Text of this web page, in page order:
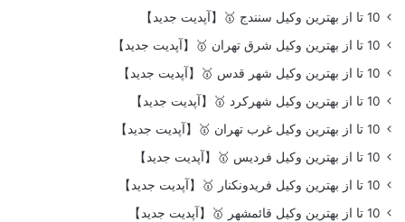
10 تا از بهترین وکیل سنندج 🥇【آپدیت جدید】
10 تا از بهترین وکیل شرق تهران 🥇【آپدیت جدید】
10 تا از بهترین وکیل شهر قدس 🥇【آپدیت جدید】
10 تا از بهترین وکیل شهرکرد 🥇【آپدیت جدید】
10 تا از بهترین وکیل غرب تهران 🥇【آپدیت جدید】
10 تا از بهترین وکیل فردیس 🥇【آپدیت جدید】
10 تا از بهترین وکیل فریدونکنار 🥇【آپدیت جدید】
10 تا از بهترین وکیل قائمشهر 🥇【آپدیت جدید】